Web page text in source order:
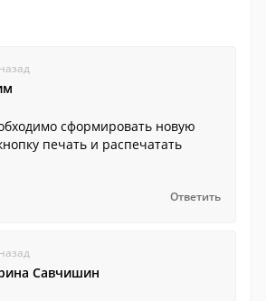
сформировать новую
печать и распечатать
Ответить
Савчишин